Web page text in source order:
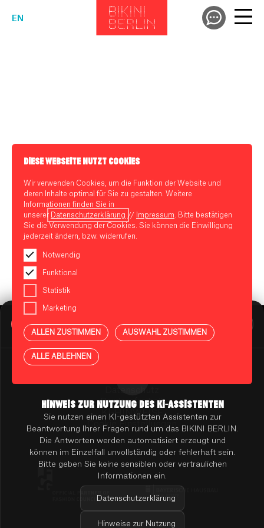
EN
BIKINI BERLIN Assistent
Online
HINWEIS ZUR NUTZUNG DES KI-ASSISTENTEN
Sie nutzen einen KI-gestützten Assistenten zur
Beantwortung Ihrer Fragen rund um das BIKINI BERLIN.
Die Antworten werden automatisiert erzeugt und
können im Einzelfall unvollständig oder fehlerhaft sein.
Bitte geben Sie keine sensiblen oder vertraulichen
Informationen ein.
Datenschutzerklärung
Hinweise zur Nutzung
DIESE WEBSEITE NUTZT COOKIES
Wir verwenden Cookies, um die Funktion der Website und
deren Inhalte optimal für Sie zu gestalten. Weitere
Informationen finden Sie in
unserer
Datenschutzerklärung // Impressum . Bitte bestätigen
Sie die Verwendung der Cookies. Sie können die Einwilligung
jederzeit ändern, bzw. widerrufen.
Notwendig
Funktional
Statistik
Marketing
ALLEN ZUSTIMMEN AUSWAHL ZUSTIMMEN
ALLE ABLEHNEN
Presse
Barrierefreiheit
KI-HINWEISE
Cookie Einstellungen